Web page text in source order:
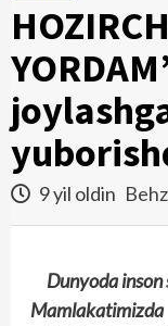
9 yil oldin
Dunyoda inson